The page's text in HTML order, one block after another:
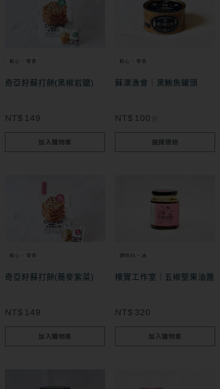
點心・零食
奇亞籽蘇打餅(黑椒岩鹽)
NT$ 149
加入購物車
點心・零食
蘇澳漁會｜黑鮪魚罐頭
NT$ 100
選擇規格
種
款
可
項
點心・零食
奇亞籽蘇打餅(蕎麥紫菜)
NT$ 149
加入購物車
調味料・油
樸實工作室｜五椒堅果油醬
NT$ 320
加入購物車